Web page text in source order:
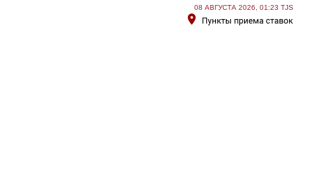
08 АВГУСТА 2026, 01:23 TJS